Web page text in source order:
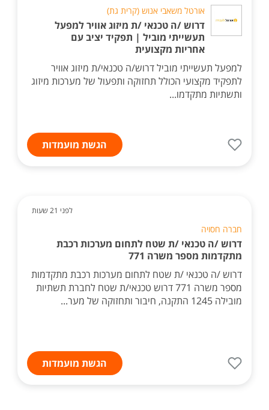
אורטל משאבי אנוש (קרית גת)
דרוש /ה טכנאי /ת מיזוג אוויר למפעל
תעשייתי מוביל | תפקיד יציב עם
אחריות מקצועית
למפעל תעשייתי מוביל דרוש/ה טכנאי/ת מיזוג אוויר
לתפקיד מקצועי הכולל תחזוקה ותפעול של מערכות מיזוג
ותשתיות מתקדמו...
הגשת מועמדות
לפני 21 שעות
חברה חסויה
דרוש /ה טכנאי /ת שטח לתחום מערכות רכבת
מתקדמות מספר משרה 771
דרוש /ה טכנאי /ת שטח לתחום מערכות רכבת מתקדמות
מספר משרה 771 דרוש טכנאי/ת שטח לחברת תשתיות
מובילה 1245 התקנה, חיבור ותחזוקה של מער...
הגשת מועמדות